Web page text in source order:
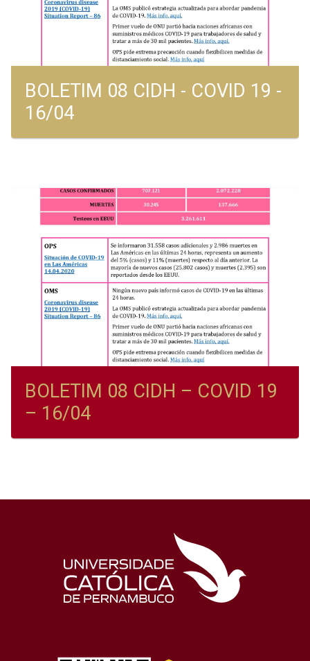
BOLETIM 08 CIDH - COVID 19 -
16/04
BOLETIM 08 CIDH – COVID 19
– 16/04